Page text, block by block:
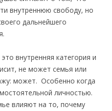
внутреннюю свободу, но
дальнейшего
внутренняя категория и
не может семья или
может. Особенно когда
личностью.
влияют на то, почему